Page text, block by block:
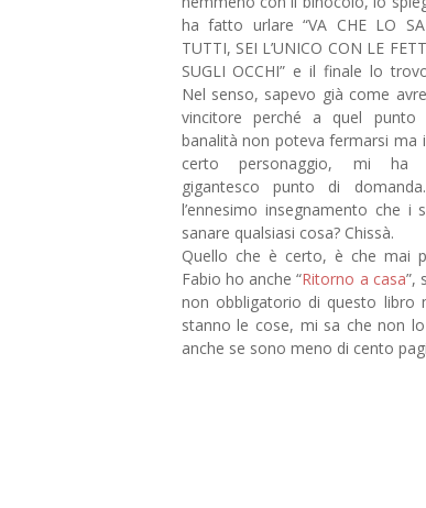
ha fatto urlare “VA CHE LO
TUTTI, SEI L’UNICO CON LE
SUGLI OCCHI” e il finale lo
Nel senso, sapevo già come
vincitore perché a quel
banalità non poteva fermarsi ma
certo personaggio, mi ha
gigantesco punto di
l’ennesimo insegnamento che i
sanare qualsiasi cosa? Chissà.
Quello che è certo, è che mai
Fabio ho anche “Ritorno a casa”,
non obbligatorio di questo libro
stanno le cose, mi sa che non
anche se sono meno di cento